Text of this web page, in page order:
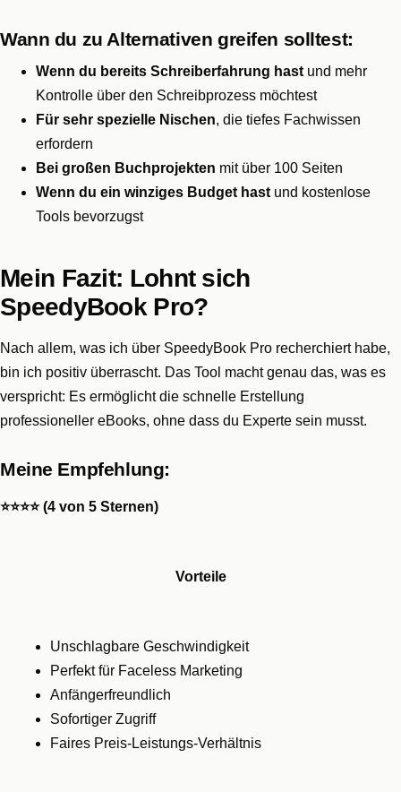
Wann du zu Alternativen greifen solltest:
Wenn du bereits Schreiberfahrung hast und mehr
Kontrolle über den Schreibprozess möchtest
Für sehr spezielle Nischen, die tiefes Fachwissen
erfordern
Bei großen Buchprojekten mit über 100 Seiten
Wenn du ein winziges Budget hast und kostenlose
Tools bevorzugst
Mein Fazit: Lohnt sich
SpeedyBook Pro?
Nach allem, was ich über SpeedyBook Pro recherchiert habe,
bin ich positiv überrascht. Das Tool macht genau das, was es
verspricht: Es ermöglicht die schnelle Erstellung
professioneller eBooks, ohne dass du Experte sein musst.
Meine Empfehlung:
⭐⭐⭐⭐ (4 von 5 Sternen)
Vorteile
Unschlagbare Geschwindigkeit
Perfekt für Faceless Marketing
Anfängerfreundlich
Sofortiger Zugriff
Faires Preis-Leistungs-Verhältnis